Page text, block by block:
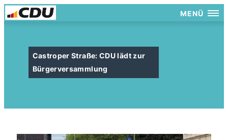
MENÜ
Castroper Straße: CDU lädt zur
Bürgerversammlung